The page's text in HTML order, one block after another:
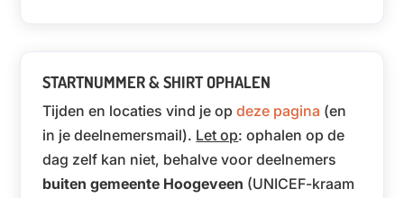
STARTNUMMER & SHIRT OPHALEN
Tijden en locaties vind je opdeze pagina (en
in je deelnemersmail). Let op: ophalen op de
dag zelf kan niet, behalve voor deelnemers
buiten gemeente Hoogeveen (UNICEF-kraam